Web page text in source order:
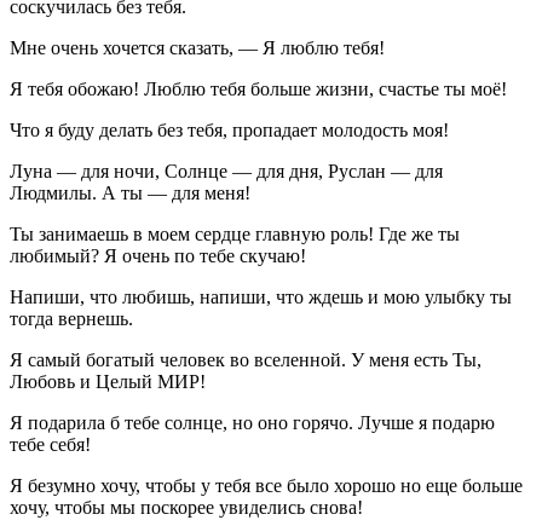
соскучилась без тебя.
Мне очень хочется сказать, — Я люблю тебя!
Я тебя обожаю! Люблю тебя больше жизни, счастье ты моё!
Что я буду делать без тебя, пропадает молодость моя!
Луна — для ночи, Солнце — для дня, Руслан — для
Людмилы. А ты — для меня!
Ты занимаешь в моем сердце главную роль! Где же ты
любимый? Я очень по тебе скучаю!
Напиши, что любишь, напиши, что ждешь и мою улыбку ты
тогда вернешь.
Я самый богатый человек во вселенной. У меня есть Ты,
Любовь и Целый МИР!
Я подарила б тебе солнце, но оно горячо. Лучше я подарю
тебе себя!
Я безумно хочу, чтобы у тебя все было хорошо но еще больше
хочу, чтобы мы поскорее увиделись снова!